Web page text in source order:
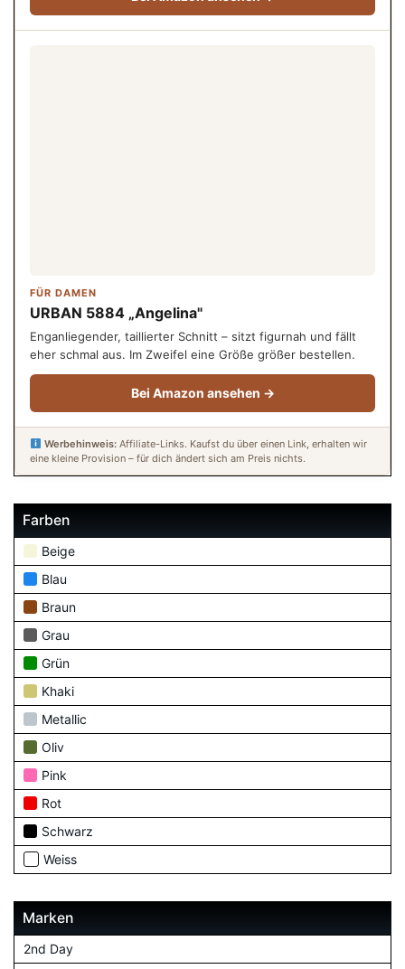
FÜR DAMEN
URBAN 5884 „Angelina"
Enganliegender, taillierter Schnitt – sitzt figurnah und fällt
eher schmal aus. Im Zweifel eine Größe größer bestellen.
Bei Amazon ansehen →
Werbehinweis:Affiliate-Links. Kaufst du über einen Link, erhalten wir
eine kleine Provision – für dich ändert sich am Preis nichts.
Farben
Beige
Blau
Braun
Grau
Grün
Khaki
Metallic
Oliv
Pink
Rot
Schwarz
Weiss
Marken
2nd Day